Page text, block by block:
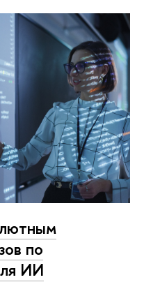
по
ИИ